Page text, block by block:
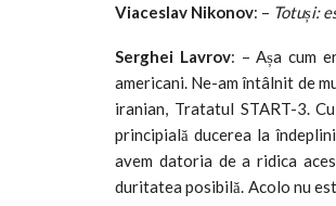
Viaceslav Nikonov: – Totuși:
Serghei Lavrov: – Așa cum
americani. Ne-am întâlnit de
iranian, Tratatul START-3.
principială ducerea la
avem datoria de a ridica
duritatea posibilă. Acolo nu